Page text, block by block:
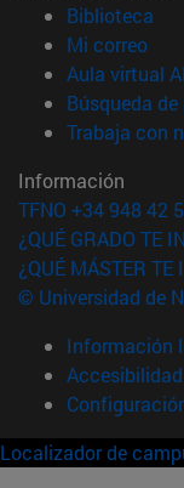
Biblioteca
Mi correo
Aula virtual
Búsqueda
Trabaja con
Información
TFNO +34 948 42
¿QUÉ GRADO TE
¿QUÉ MÁSTER TE
© Universidad de
Información
Accesibilidad
Localizador de